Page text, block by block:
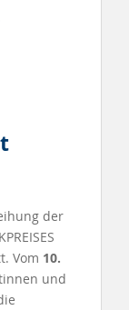
der
Vom 10.
und